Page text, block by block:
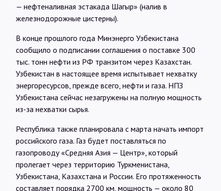
— нефтеналивная эстакада Шагыр» (налив в
железнодорожные цистерны).
В конце прошлого года Минэнерго Узбекистана
сообщило о подписании соглашения о поставке 300
тыс. тонн нефти из РФ транзитом через Казахстан.
Узбекистан в настоящее время испытывает нехватку
энергоресурсов, прежде всего, нефти и газа. НПЗ
Узбекистана сейчас незагружены на полную мощность
из-за нехватки сырья.
Республика также планировала с марта начать импорт
российского газа. Газ будет поставляться по
газопроводу «Средняя Азия — Центр», который
пролегает через территорию Туркменистана,
Узбекистана, Казахстана и России. Его протяженность
составляет порядка 2700 км, мощность — около 80